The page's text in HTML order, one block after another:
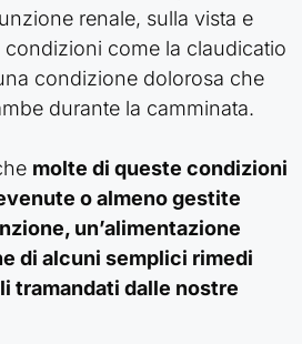
renale, sulla vista e
condizioni come la claudicatio
condizione dolorosa che
durante la camminata.
molte di queste condizioni
o almeno gestite
un’alimentazione
di alcuni semplici rimedi
tramandati dalle nostre